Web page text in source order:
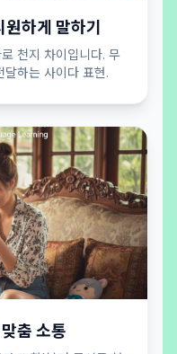
하게 말하기
천지 차이입니다. 무
하는 사이다 표현.
춤 소통